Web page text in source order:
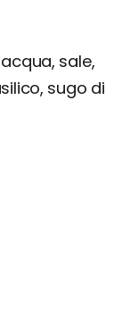
sale,
sugo di